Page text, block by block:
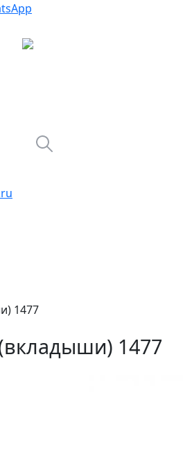
1477
1477